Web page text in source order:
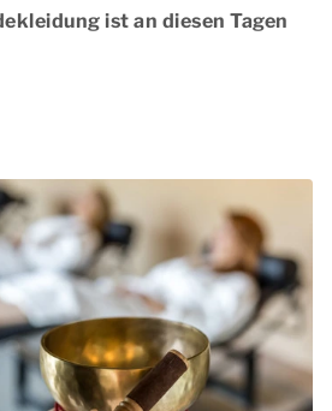
ist an diesen Tagen